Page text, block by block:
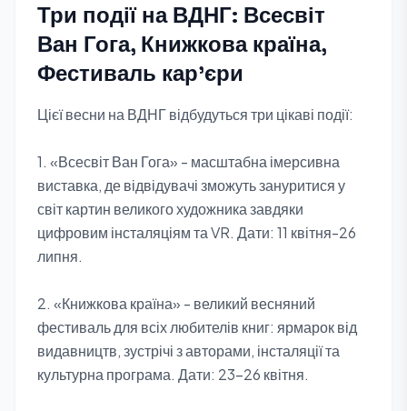
Три події на ВДНГ: Всесвіт
Ван Гога, Книжкова країна,
Фестиваль кар'єри
Цієї весни на ВДНГ відбудуться три цікаві події:
1. «Всесвіт Ван Гога» - масштабна імерсивна
виставка, де відвідувачі зможуть зануритися у
світ картин великого художника завдяки
цифровим інсталяціям та VR. Дати: 11 квітня-26
липня.
2. «Книжкова країна» - великий весняний
фестиваль для всіх любителів книг: ярмарок від
видавництв, зустрічі з авторами, інсталяції та
культурна програма. Дати: 23-26 квітня.